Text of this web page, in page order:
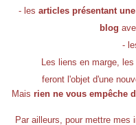
- les articles présentant
blog
-
Les liens en marge,
feront l'objet d'une
Mais rien ne vous empêche
Par ailleurs, pour mettre mes